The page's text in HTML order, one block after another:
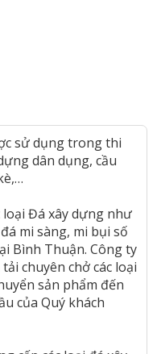
sử dụng trong thi
dân dụng, cầu
loại Đá xây dựng như
mi sàng, mi bụi số
Bình Thuận. Công ty
chuyên chở các loại
sản phẩm đến
của Quý khách